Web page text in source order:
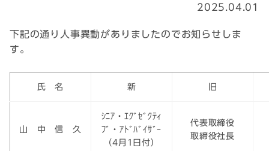
2025.04.01
下記の通り人事異動がありましたのでお知らせしま
す。
氏 名 新 旧
山 中 信 久
ｼﾆｱ・ｴｸﾞｾﾞｸﾃｨ
ﾌﾞ・ｱﾄﾞﾊﾞｲｻﾞｰ
（4月1日付）
代表取締役
取締役社長